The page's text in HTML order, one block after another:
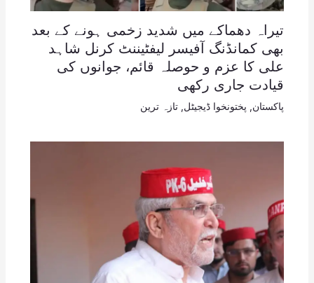
تیراہ دھماکے میں شدید زخمی ہونے کے بعد
بھی کمانڈنگ آفیسر لیفٹیننٹ کرنل شاہد
علی کا عزم و حوصلہ قائم، جوانوں کی
قیادت جاری رکھی
پاکستان پختونخوا ڈیجیٹل تازہ ترین